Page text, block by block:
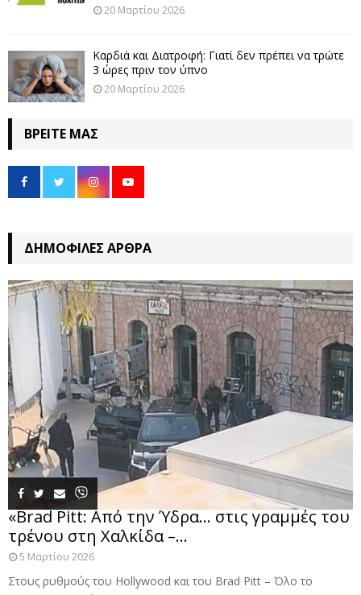
20 Μαρτίου 2026
Καρδιά και Διατροφή: Γιατί δεν πρέπει να τρώτε
3 ώρες πριν τον ύπνο
20 Μαρτίου 2026
ΒΡΕΊΤΕ ΜΑΣ
ΔΗΜΟΦΙΛΈΣ ΆΡΘΡΑ
«Brad Pitt: Από την Ύδρα… στις γραμμές του
τρένου στη Χαλκίδα –...
5 Μαρτίου 2026
Στους ρυθμούς του Hollywood και του Brad Pitt – Όλο το